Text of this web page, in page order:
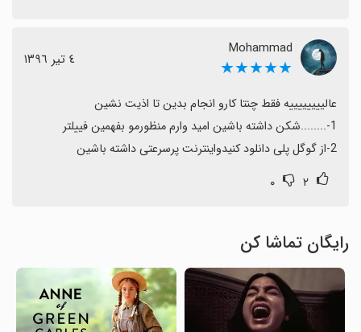
Mohammad
★★★★★ ٤ تیر ١٣٩٦
2-از گوگل پلی دانلود کنیدواینترنت پرسرعتی داشته باشین
۲ ۰
رایگان تماشا کن